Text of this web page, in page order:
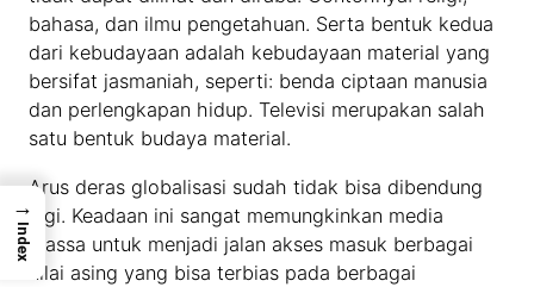
bahasa, dan ilmu pengetahuan. Serta bentuk kedua
dari kebudayaan adalah kebudayaan material yang
bersifat jasmaniah, seperti: benda ciptaan manusia
dan perlengkapan hidup. Televisi merupakan salah
satu bentuk budaya material.
Arus deras globalisasi sudah tidak bisa dibendung
lagi. Keadaan ini sangat memungkinkan media
massa untuk menjadi jalan akses masuk berbagai
nilai asing yang bisa terbias pada berbagai
→
Index